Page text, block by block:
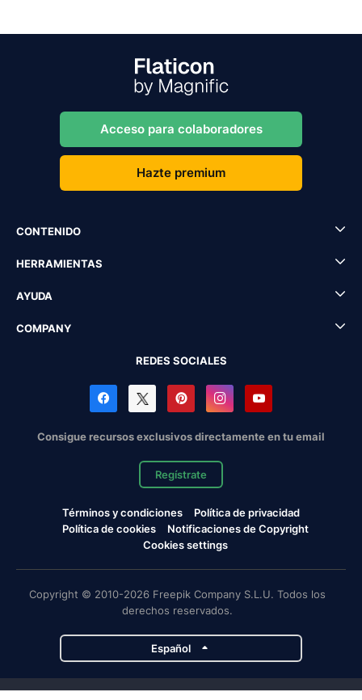
Acceso para colaboradores
Hazte premium
CONTENIDO
HERRAMIENTAS
AYUDA
COMPANY
REDES SOCIALES
Consigue recursos exclusivos directamente en tu email
Regístrate
Términos y condiciones
Política de privacidad
Política de cookies
Notificaciones de Copyright
Cookies settings
Copyright © 2010-2026 Freepik Company S.L.U. Todos los
derechos reservados.
Español